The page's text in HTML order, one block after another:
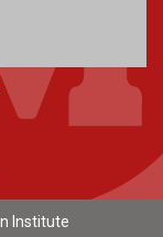
Institute